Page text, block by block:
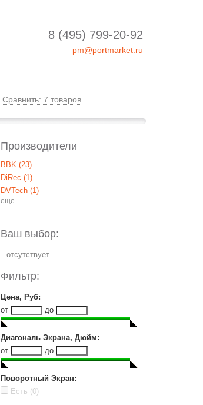
Производители
BBK (23)
DiRec (1)
DVTech (1)
Ergo (1)
LG (10)
Mystery (15)
Odeon (1)
Orbit (1)
Panasonic (16)
Philips (20)
Rolsen (12)
Rubin (1)
Sony (11)
Toshiba (9)
Ваш выбор:
Фильтр:
Цена, Руб:
от
до
Диагональ Экрана, Дюйм:
от
до
Поворотный Экран:
Есть (0)
8 (495) 799-20-92
pm@portmarket.ru
Cравнить: 7 товаров